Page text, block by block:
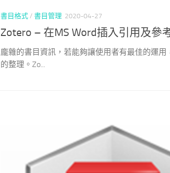
書目格式/ 書目管理 2020-04-27
Zotero – 在MS Word插入引用及參
龐雜的書目資訊，若能夠讓使用者有最佳的運用
的整理。Zo...